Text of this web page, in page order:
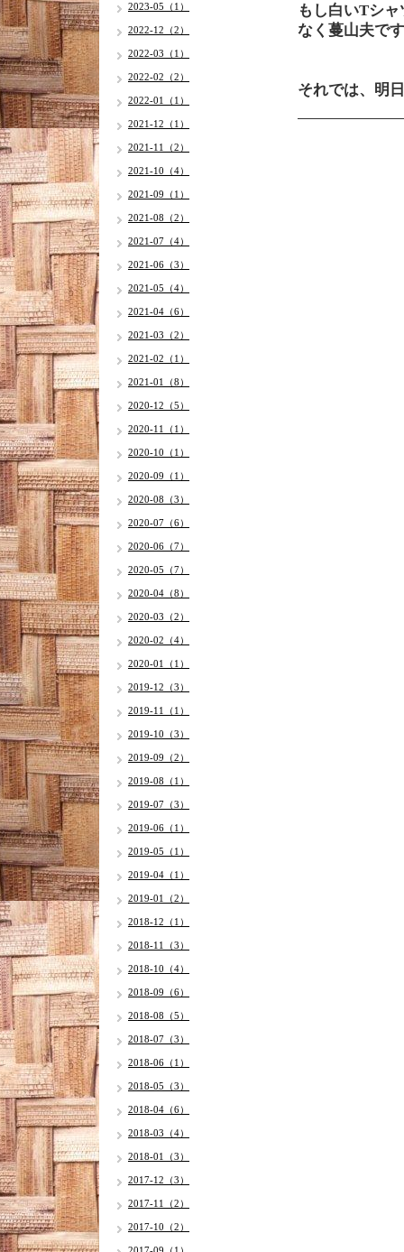
もし白いTシ
なく蔓山夫で
それでは、明
2023-05（1）
2022-12（2）
2022-03（1）
2022-02（2）
2022-01（1）
2021-12（1）
2021-11（2）
2021-10（4）
2021-09（1）
2021-08（2）
2021-07（4）
2021-06（3）
2021-05（4）
2021-04（6）
2021-03（2）
2021-02（1）
2021-01（8）
2020-12（5）
2020-11（1）
2020-10（1）
2020-09（1）
2020-08（3）
2020-07（6）
2020-06（7）
2020-05（7）
2020-04（8）
2020-03（2）
2020-02（4）
2020-01（1）
2019-12（3）
2019-11（1）
2019-10（3）
2019-09（2）
2019-08（1）
2019-07（3）
2019-06（1）
2019-05（1）
2019-04（1）
2019-01（2）
2018-12（1）
2018-11（3）
2018-10（4）
2018-09（6）
2018-08（5）
2018-07（3）
2018-06（1）
2018-05（3）
2018-04（6）
2018-03（4）
2018-01（3）
2017-12（3）
2017-11（2）
2017-10（2）